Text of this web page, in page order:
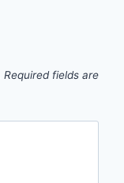
Required fields are